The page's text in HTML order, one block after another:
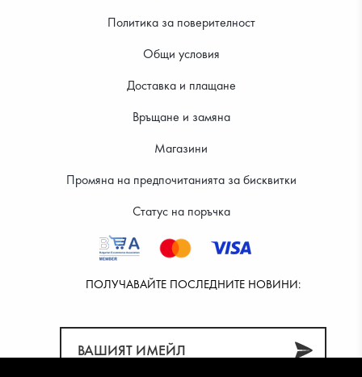
Политика за поверителност
Общи условия
Доставка и плащане
Връщане и замяна
Магазини
Промяна на предпочитанията за бисквитки
Статус на поръчка
ПОЛУЧАВАЙТЕ ПОСЛЕДНИТЕ НОВИНИ: